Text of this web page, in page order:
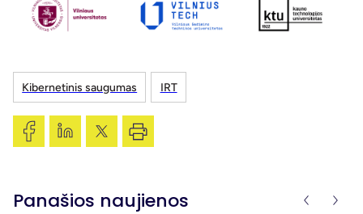
Kibernetinis saugumas IRT
Panašios naujienos